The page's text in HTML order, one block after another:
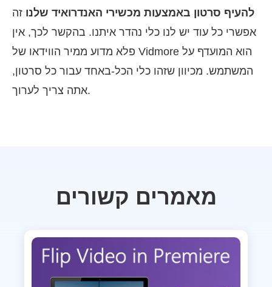
להעיף סרטון באמצעות מכשירי האנדרואיד שלנו זה
אפשרי כל עוד יש לנו כלי נהדר איתנו. בהקשר לכך, אין
פלא מדוע ממיר הווידאו של Vidmore הוא המועדף על
המשתמש. מכיוון שזהו כלי הכל-באחד עבור כל סרטון,
אתה צריך לערוך.
מאמרים קשורים